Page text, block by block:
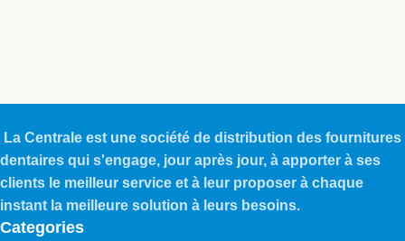
La Centrale est une société de distribution des fournitures
dentaires qui s'engage, jour après jour, à apporter à ses
clients le meilleur service et à leur proposer à chaque
instant la meilleure solution à leurs besoins.
Categories